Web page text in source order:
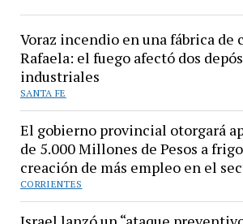
Voraz incendio en una fábrica de
Rafaela: el fuego afectó dos
industriales
SANTA FE
El gobierno provincial otorgará
de 5.000 Millones de Pesos a
creación de más empleo en el
CORRIENTES